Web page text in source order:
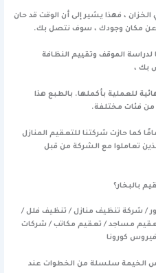
، فهذا يشير إلى أن الوقت قد حان
مكان وجودك ، سوف نتصل بك.
الموقف وتقييم النظافة
بك ،
للعملية بأكملها. بالطبع هذا
فئات مختلفة.
كما حازت شركتنا للتعقيم المنازل
تعاملوا مع الشركة من قبل
بالبخار؟
/ شركة تنظيف منازل / تنظيف فلل /
مساجد / تعقيم مكاتب / شركات
كورونا
الخيمة سلسلة من الخطوات عند